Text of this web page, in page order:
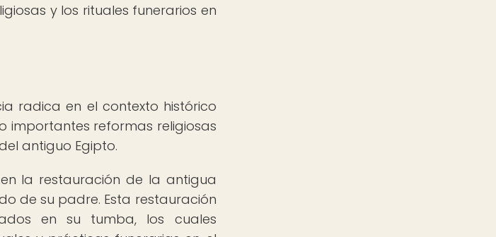
y los rituales funerarios en
radica en el contexto histórico
importantes reformas religiosas
antiguo Egipto.
la restauración de la antigua
de su padre. Esta restauración
en su tumba, los cuales